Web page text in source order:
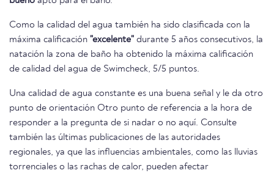
Como la calidad del agua también ha sido clasificada con la
máxima calificación "excelente" durante 5 años consecutivos, la
natación la zona de baño ha obtenido la máxima calificación
de calidad del agua de Swimcheck, 5/5 puntos.
Una calidad de agua constante es una buena señal y le da otro
punto de orientación Otro punto de referencia a la hora de
responder a la pregunta de si nadar o no aquí. Consulte
también las últimas publicaciones de las autoridades
regionales, ya que las influencias ambientales, como las lluvias
torrenciales o las rachas de calor, pueden afectar